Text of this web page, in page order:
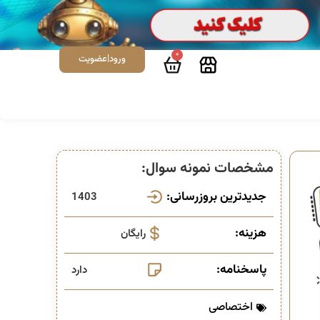
0 ورود|عضویت
مشخصات نمونه سوال:
جدیدترین بروزرسانی: 1403
هزینه: رایگان
پاسخنامه: دارد
اختصاصی